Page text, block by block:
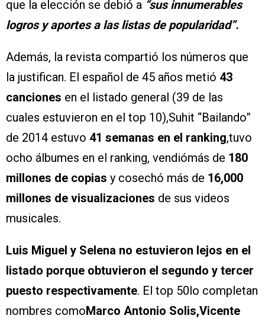
que la elección se debió a “sus innumerables
logros y aportes a las listas de popularidad”.
Además, la revista compartió los números que
la justifican. El español de 45 años metió 43
canciones en el listado general (39 de las
cuales estuvieron en el top 10),Suhit “Bailando”
de 2014 estuvo 41 semanas en el ranking,tuvo
ocho álbumes en el ranking, vendiómás de 180
millones de copias y cosechó más de 16,000
millones de visualizaciones de sus videos
musicales.
Luis Miguel y Selena no estuvieron lejos en el
listado porque obtuvieron el segundo y tercer
puesto respectivamente. El top 50lo completan
nombres comoMarco Antonio Solis,Vicente